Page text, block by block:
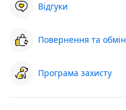
Відгуки
Повернення та обмін
Програма захисту